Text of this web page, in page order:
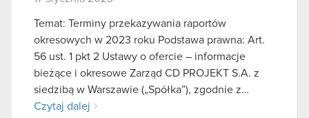
Temat: Terminy przekazywania raportów
okresowych w 2023 roku Podstawa prawna: Art.
56 ust. 1 pkt 2 Ustawy o ofercie – informacje
bieżące i okresowe Zarząd CD PROJEKT S.A. z
siedzibą w Warszawie („Spółka”), zgodnie z…
Czytaj dalej